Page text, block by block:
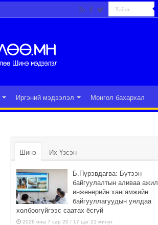
Иргэний мэдээлэл Монгол бахархал
Шинэ Их Үзсэн
Б.Пүрэвдагва: Бүтээн
байгуулалтын аливаа ажил
инженерийн хангамжийн
байгууллагуудын уялдаа
холбоогүйгээс саатах ёсгүй
2026 оны 7 сар 20 / 17 цаг 21 минут